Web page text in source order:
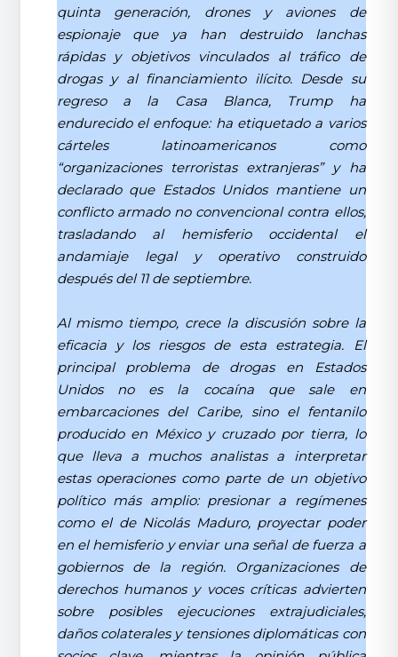
quinta generación, drones y aviones de
espionaje que ya han destruido lanchas
rápidas y objetivos vinculados al tráfico de
drogas y al financiamiento ilícito. Desde su
regreso a la Casa Blanca, Trump ha
endurecido el enfoque: ha etiquetado a varios
cárteles latinoamericanos como
“organizaciones terroristas extranjeras” y ha
declarado que Estados Unidos mantiene un
conflicto armado no convencional contra ellos,
trasladando al hemisferio occidental el
andamiaje legal y operativo construido
después del 11 de septiembre.
Al mismo tiempo, crece la discusión sobre la
eficacia y los riesgos de esta estrategia. El
principal problema de drogas en Estados
Unidos no es la cocaína que sale en
embarcaciones del Caribe, sino el fentanilo
producido en México y cruzado por tierra, lo
que lleva a muchos analistas a interpretar
estas operaciones como parte de un objetivo
político más amplio: presionar a regímenes
como el de Nicolás Maduro, proyectar poder
en el hemisferio y enviar una señal de fuerza a
gobiernos de la región. Organizaciones de
derechos humanos y voces críticas advierten
sobre posibles ejecuciones extrajudiciales,
daños colaterales y tensiones diplomáticas con